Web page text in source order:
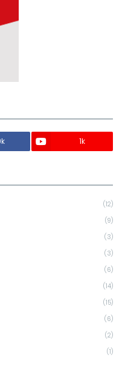
1k
(12)
(9)
(3)
(3)
(6)
(14)
(15)
(6)
(2)
(1)